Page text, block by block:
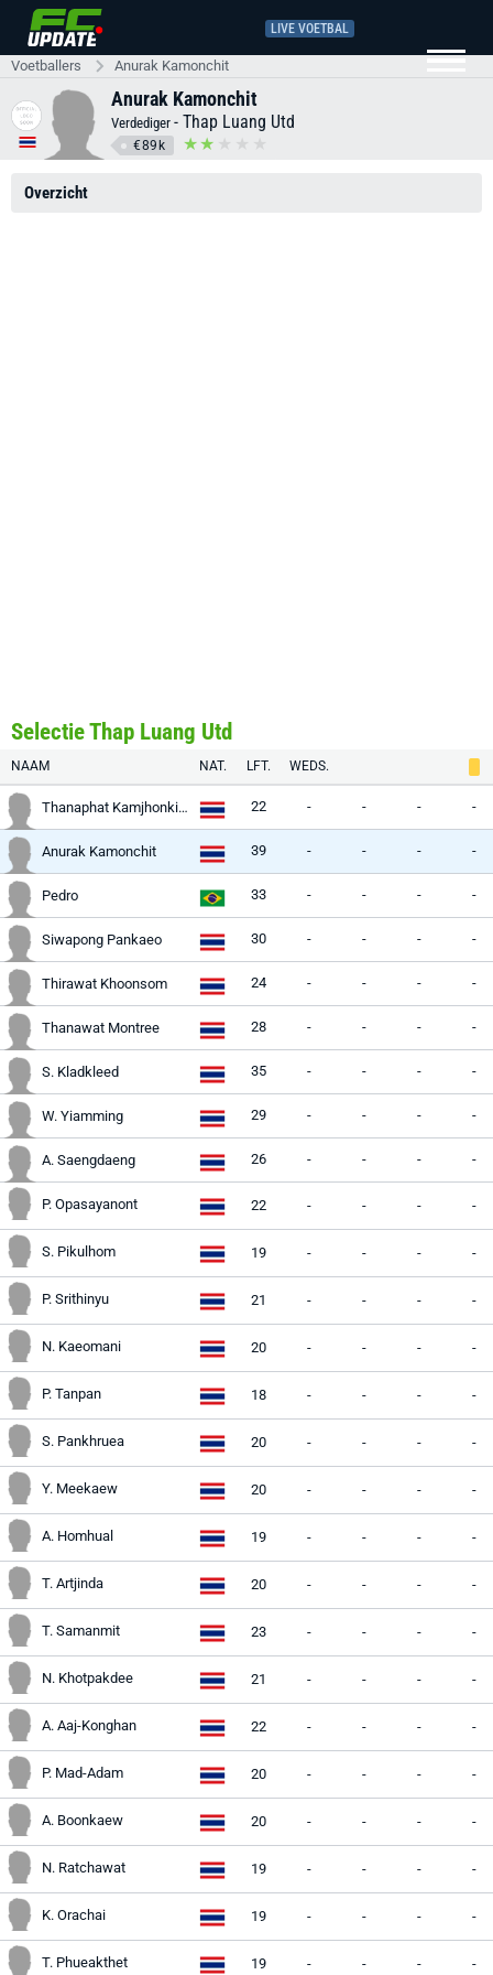
LIVE VOETBAL
Voetballers Anurak Kamonchit
Anurak Kamonchit
Verdediger - Thap Luang Utd
€89k
Overzicht
Selectie Thap Luang Utd
NAAM NAT. LFT. WEDS.
Thanaphat Kamjhonkiadtikun 22 - - - -
Anurak Kamonchit 39 - - - -
Pedro 33 - - - -
Siwapong Pankaeo 30 - - - -
Thirawat Khoonsom 24 - - - -
Thanawat Montree 28 - - - -
S. Kladkleed 35 - - - -
W. Yiamming 29 - - - -
A. Saengdaeng 26 - - - -
P. Opasayanont 22 - - - -
S. Pikulhom 19 - - - -
P. Srithinyu 21 - - - -
N. Kaeomani 20 - - - -
P. Tanpan 18 - - - -
S. Pankhruea 20 - - - -
Y. Meekaew 20 - - - -
A. Homhual 19 - - - -
T. Artjinda 20 - - - -
T. Samanmit 23 - - - -
N. Khotpakdee 21 - - - -
A. Aaj-Konghan 22 - - - -
P. Mad-Adam 20 - - - -
A. Boonkaew 20 - - - -
N. Ratchawat 19 - - - -
K. Orachai 19 - - - -
T. Phueakthet 19 - - - -